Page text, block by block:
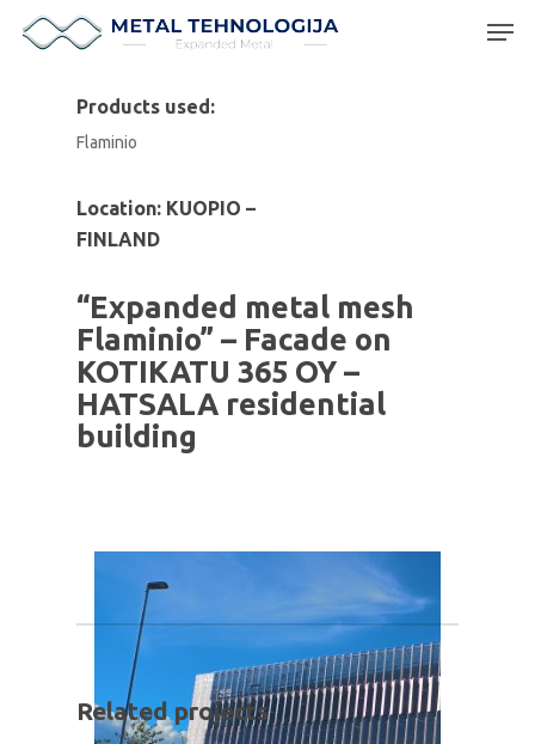
Hit enter to search or ESC to close
Products used:
Flaminio
Location: KUOPIO –
FINLAND
“Expanded metal mesh
Flaminio” – Facade on
KOTIKATU 365 OY –
HATSALA residential
building
Related projects